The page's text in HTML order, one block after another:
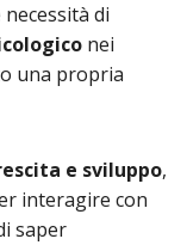
di
nei
una propria
e sviluppo,
interagire con
saper